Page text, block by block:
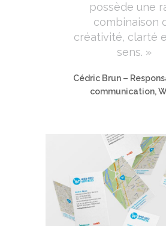
possède une
combinaison
créativité, clarté
sens. »
Cédric Brun –
communication,